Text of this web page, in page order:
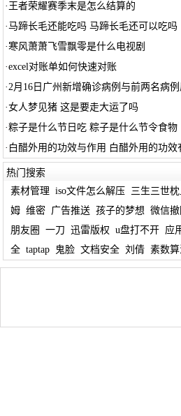
· 王者荣耀赛季末是怎么结算的
·马蹄长毛还能吃吗 马蹄长毛还可以吃吗
·寒风萧萧飞雪飘零是什么电视剧
·excel对账单如何快速对账
·2月16日广州新增确诊病例与前两名病例
·女人梦见猪 这是要走大运了吗
·粽子是什么节日吃 粽子是什么节令食物
· 白醋外用的功效与作用 白醋外用的功效
热门搜索
素材管理 iso文件怎么解压 三生三世
姆 维密 广告推送 孩子的梦想 微信撤
朋友圈
一刀 迅雷版权 u盘打不开 应
全 taptap 鬼脸 文档安全 刘倩 素数算